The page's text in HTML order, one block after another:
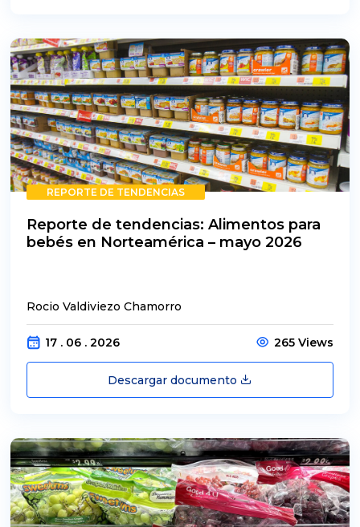
REPORTE DE TENDENCIAS
Reporte de tendencias: Alimentos para
bebés en Norteamérica – mayo 2026
Rocio Valdiviezo Chamorro
17 . 06 . 2026 265 Views
Descargar documento